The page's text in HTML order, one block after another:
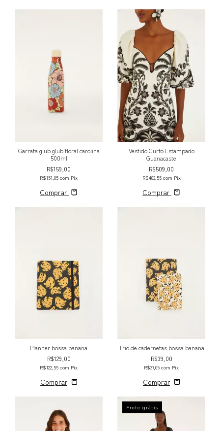
Garrafa glub glub floral carolina
500ml
R$159,00
R$151,05 com Pix
Comprar
Vestido Curto Estampado
Guanacaste
R$509,00
R$483,55 com Pix
Comprar
Planner bossa banana
R$129,00
R$122,55 com Pix
Trio de cadernetas bossa banana
R$39,00
R$37,05 com Pix
Frete grátis